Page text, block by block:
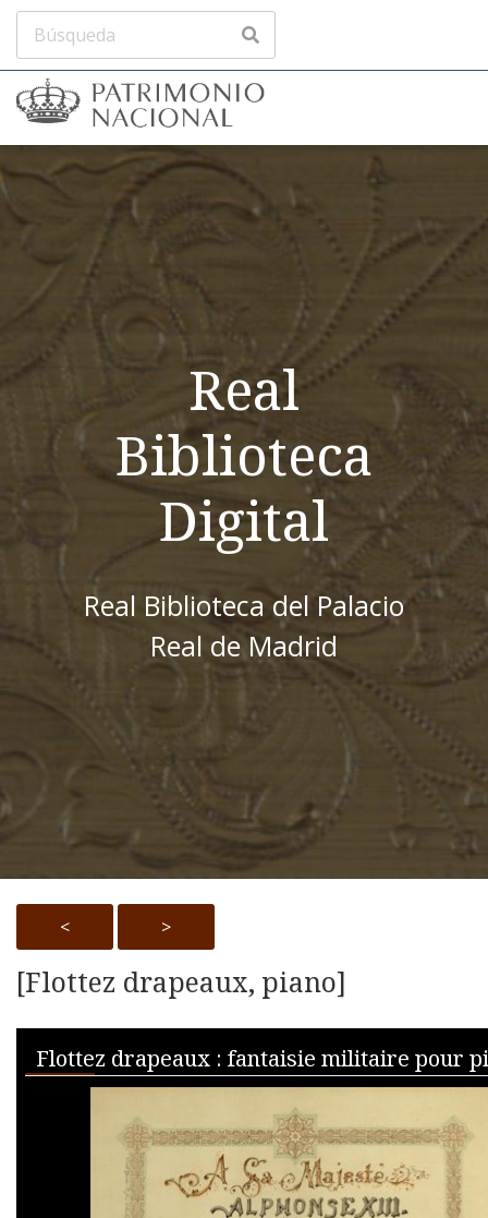
Real
Biblioteca
Digital
Real Biblioteca del Palacio
Real de Madrid
< >
[Flottez drapeaux, piano]
Media Viewer
Flottez drapeaux : fantaisie militaire pour